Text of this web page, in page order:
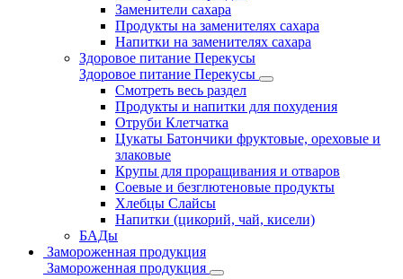
Заменители сахара
Продукты на заменителях сахара
Напитки на заменителях сахара
Здоровое питание Перекусы
Здоровое питание Перекусы
Смотреть весь раздел
Продукты и напитки для похудения
Отруби Клетчатка
Цукаты Батончики фруктовые, ореховые и
злаковые
Крупы для проращивания и отваров
Соевые и безглютеновые продукты
Хлебцы Слайсы
Напитки (цикорий, чай, кисели)
БАДы
Замороженная продукция
Замороженная продукция